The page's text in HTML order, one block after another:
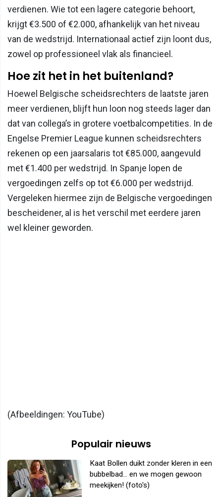
verdienen. Wie tot een lagere categorie behoort,
krijgt €3.500 of €2.000, afhankelijk van het niveau
van de wedstrijd. Internationaal actief zijn loont dus,
zowel op professioneel vlak als financieel.
Hoe zit het in het buitenland?
Hoewel Belgische scheidsrechters de laatste jaren
meer verdienen, blijft hun loon nog steeds lager dan
dat van collega’s in grotere voetbalcompetities. In de
Engelse Premier League kunnen scheidsrechters
rekenen op een jaarsalaris tot €85.000, aangevuld
met €1.400 per wedstrijd. In Spanje lopen de
vergoedingen zelfs op tot €6.000 per wedstrijd.
Vergeleken hiermee zijn de Belgische vergoedingen
bescheidener, al is het verschil met eerdere jaren
wel kleiner geworden.
(Afbeeldingen: YouTube)
Populair nieuws
Kaat Bollen duikt zonder kleren in een
bubbelbad... en we mogen gewoon
meekijken! (foto's)